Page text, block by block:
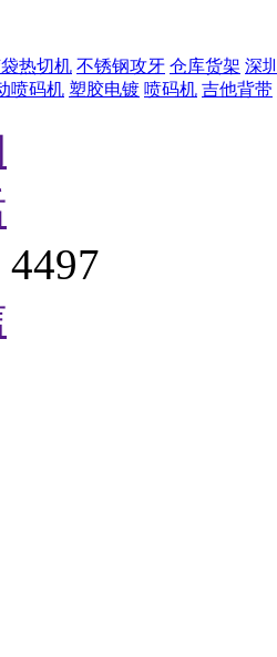
热切机 不锈钢攻牙 仓库货架 深
喷码机 塑胶电镀 喷码机 吉他背带
4497